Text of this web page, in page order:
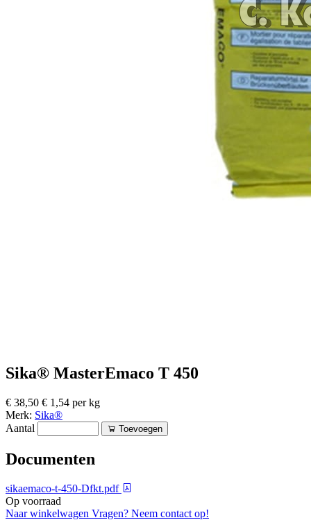
Sika® MasterEmaco T 450
€ 38,50 € 1,54 per kg
Merk: Sika®
Aantal
Toevoegen
Documenten
sikaemaco-t-450-Dfkt.pdf
Op voorraad
Naar winkelwagen Vragen? Neem contact op!